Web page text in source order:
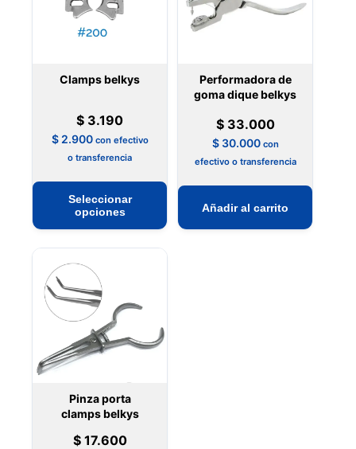
Clamps belkys
$ 3.190
$2.900 con efectivo
o transferencia
Seleccionar
opciones
Este
producto
tiene
Performadora de
goma dique belkys
$33.000
$30.000 con
efectivo o transferencia
Añadir al carrito
Pinza porta
clamps belkys
$17.600